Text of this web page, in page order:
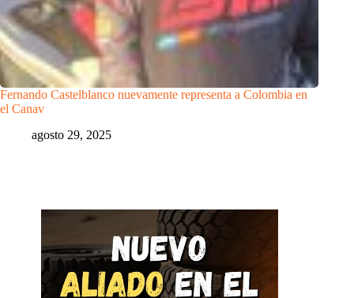
Fernando Castelblanco nuevamente representa a Colombia en
el Canav
agosto 29, 2025